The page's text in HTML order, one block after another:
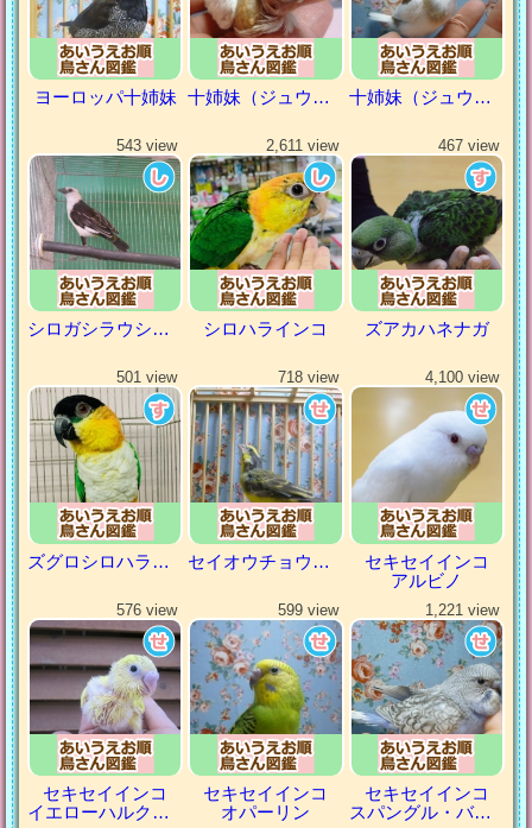
ヨーロッパ十姉妹 十姉妹（ジュウシマツ） 十姉妹（ジュウシマツ）
543 view
シロガシラウシハタオリ
2,611 view
シロハラインコ
467 view
ズアカハネナガ
501 view
ズグロシロハラインコ
718 view
セイオウチョウ（青黄鳥）
4,100 view
セキセイインコ
アルビノ
576 view
セキセイインコ
イエローハルクイン
599 view
セキセイインコ
オパーリン
1,221 view
セキセイインコ
スパングル・バイオレット